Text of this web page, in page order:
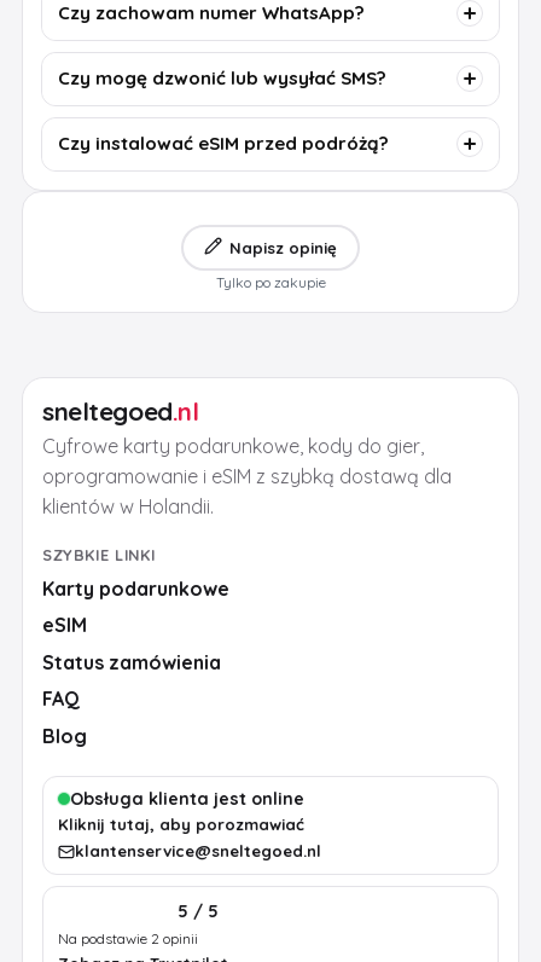
Czy zachowam numer WhatsApp?
Czy mogę dzwonić lub wysyłać SMS?
Czy instalować eSIM przed podróżą?
Napisz opinię
Tylko po zakupie
sneltegoed.nl
Cyfrowe karty podarunkowe, kody do gier,
oprogramowanie i eSIM z szybką dostawą dla
klientów w Holandii.
SZYBKIE LINKI
Karty podarunkowe
eSIM
Status zamówienia
FAQ
Blog
Obsługa klienta jest online
Kliknij tutaj, aby porozmawiać
klantenservice@sneltegoed.nl
5 / 5
Na podstawie 2 opinii